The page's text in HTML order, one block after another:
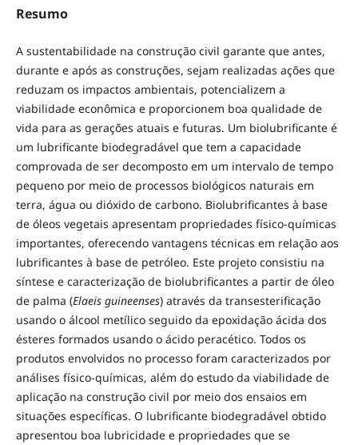
Resumo
A sustentabilidade na construção civil garante que antes,
durante e após as construções, sejam realizadas ações que
reduzam os impactos ambientais, potencializem a
viabilidade econômica e proporcionem boa qualidade de
vida para as gerações atuais e futuras. Um biolubrificante é
um lubrificante biodegradável que tem a capacidade
comprovada de ser decomposto em um intervalo de tempo
pequeno por meio de processos biológicos naturais em
terra, água ou dióxido de carbono. Biolubrificantes à base
de óleos vegetais apresentam propriedades físico-químicas
importantes, oferecendo vantagens técnicas em relação aos
lubrificantes à base de petróleo. Este projeto consistiu na
síntese e caracterização de biolubrificantes a partir de óleo
de palma (Elaeis guineenses) através da transesterificação
usando o álcool metílico seguido da epoxidação ácida dos
ésteres formados usando o ácido peracético. Todos os
produtos envolvidos no processo foram caracterizados por
análises físico-químicas, além do estudo da viabilidade de
aplicação na construção civil por meio dos ensaios em
situações específicas. O lubrificante biodegradável obtido
apresentou boa lubricidade e propriedades que se